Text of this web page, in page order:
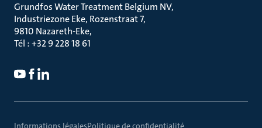
Grundfos Water Treatment Belgium NV
Industriezone Eke, Rozenstraat 7
9810 Nazareth-Eke
Tél : +32 9 228 18 61
Informations légalesPolitique de confidentialité